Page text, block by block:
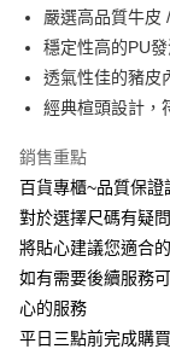
街口支付
運送方式
宅配
嚴選高品質牛皮
穩定性高的PU
透氣性佳的豬皮
經典楦頭設計，
銷售重點
百貨專櫃~品質保證
對於選擇尺碼有疑
將貼心建議您適合
如有需要後續服務
心的服務
平日三點前完成購